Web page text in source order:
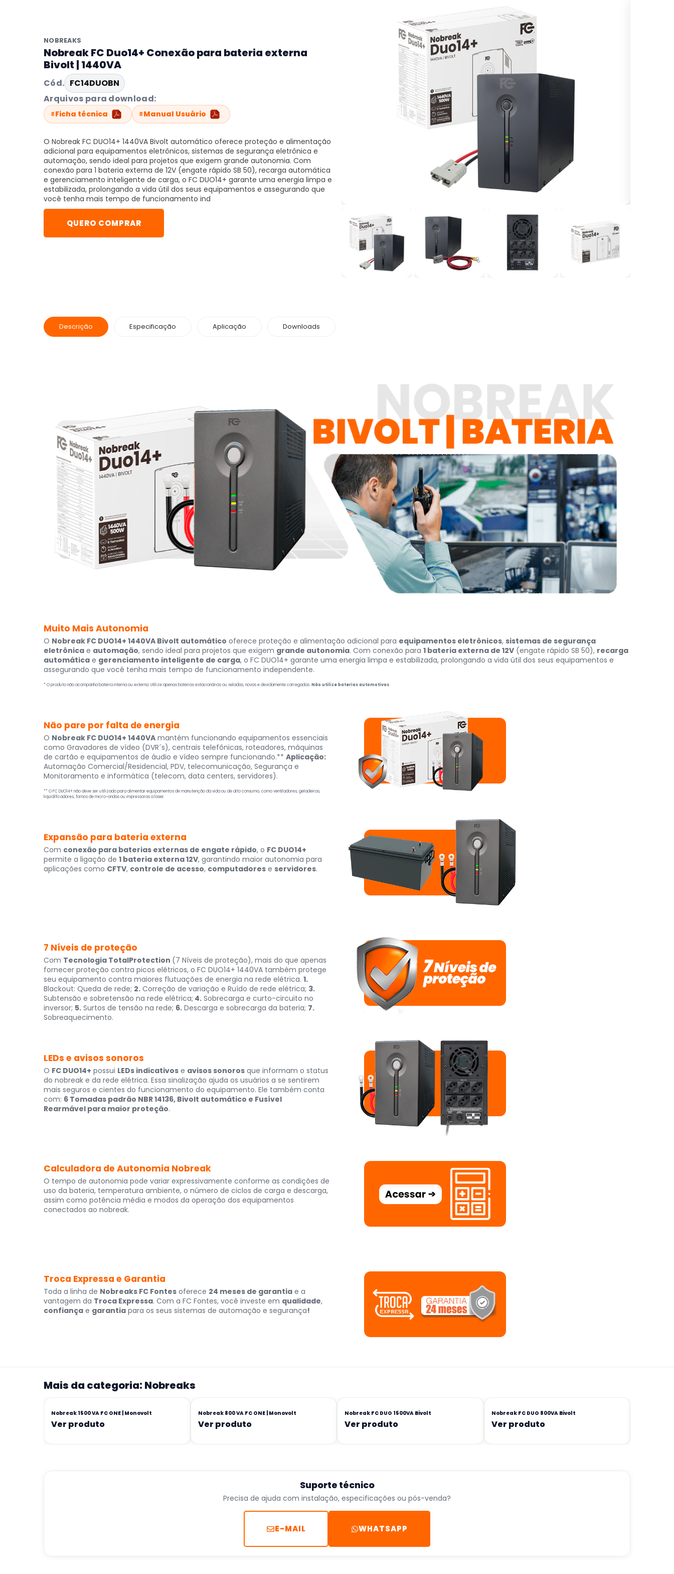
NOBREAKS
Nobreak FC Duo14+ Conexão para bateria externa
Bivolt | 1440VA
Cód. FC14DUOBN
Arquivos para download:
Ficha técnica Manual Usuário
O Nobreak FC DUO14+ 1440VA Bivolt automático oferece proteção e alimentação
adicional para equipamentos eletrônicos, sistemas de segurança eletrônica e
automação, sendo ideal para projetos que exigem grande autonomia. Com
conexão para 1 bateria externa de 12V (engate rápido SB 50), recarga automática
e gerenciamento inteligente de carga, o FC DUO14+ garante uma energia limpa e
estabilizada, prolongando a vida útil dos seus equipamentos e assegurando que
você tenha mais tempo de funcionamento ind
QUERO COMPRAR
Descrição Especificação Aplicação Downloads
Muito Mais Autonomia
O Nobreak FC DUO14+ 1440VA Bivolt automático oferece proteção e alimentação adicional para equipamentos eletrônicos, sistemas de segurança
eletrônica e automação, sendo ideal para projetos que exigem grande autonomia. Com conexão para 1 bateria externa de 12V (engate rápido SB 50), recarga
automática e gerenciamento inteligente de carga, o FC DUO14+ garante uma energia limpa e estabilizada, prolongando a vida útil dos seus equipamentos e
assegurando que você tenha mais tempo de funcionamento independente.
* O produto não acompanha bateria interna ou externa. Utilize apenas baterias estacionárias ou seladas, novas e devidamente carregadas. Não utilize baterias automotivas.
Não pare por falta de energia
O Nobreak FC DUO14+ 1440VA mantém funcionando equipamentos essenciais
como Gravadores de vídeo (DVR´s), centrais telefônicas, roteadores, máquinas
de cartão e equipamentos de áudio e vídeo sempre funcionando.** Aplicação:
Automação Comercial/Residencial, PDV, telecomunicação, Segurança e
Monitoramento e informática (telecom, data centers, servidores).
** O FC DUO14+ não deve ser utilizado para alimentar equipamentos de manutenção da vida ou de alto consumo, como ventiladores, geladeiras,
liquidificadores, fornos de micro-ondas ou impressoras a laser.
Expansão para bateria externa
Com conexão para baterias externas de engate rápido, o FC DUO14+
permite a ligação de 1 bateria externa 12V, garantindo maior autonomia para
aplicações como CFTV, controle de acesso, computadores e servidores.
7 Níveis de proteção
Com Tecnologia TotalProtection (7 Níveis de proteção), mais do que apenas
fornecer proteção contra picos elétricos, o FC DUO14+ 1440VA também protege
seu equipamento contra maiores flutuações de energia na rede elétrica. 1.
Blackout: Queda de rede; 2. Correção de variação e Ruído de rede elétrica; 3.
Subtensão e sobretensão na rede elétrica; 4. Sobrecarga e curto-circuito no
inversor; 5. Surtos de tensão na rede; 6. Descarga e sobrecarga da bateria; 7.
Sobreaquecimento.
LEDs e avisos sonoros
O FC DUO14+ possui LEDs indicativos e avisos sonoros que informam o status
do nobreak e da rede elétrica. Essa sinalização ajuda os usuários a se sentirem
mais seguros e cientes do funcionamento do equipamento. Ele também conta
com: 6 Tomadas padrão NBR 14136, Bivolt automático e Fusível
Rearmável para maior proteção.
Calculadora de Autonomia Nobreak
O tempo de autonomia pode variar expressivamente conforme as condições de
uso da bateria, temperatura ambiente, o número de ciclos de carga e descarga,
assim como potência média e modos da operação dos equipamentos
conectados ao nobreak.
Troca Expressa e Garantia
Toda a linha de Nobreaks FC Fontes oferece 24 meses de garantia e a
vantagem da Troca Expressa. Com a FC Fontes, você investe em qualidade,
confiança e garantia para os seus sistemas de automação e segurança!
Mais da categoria: Nobreaks
Nobreak 1500 VA FC ONE | Monovolt
Ver produto
Nobreak 800 VA FC ONE | Monovolt
Ver produto
Nobreak FC DUO 1500VA Bivolt
Ver produto
Nobreak FC DUO 800VA Bivolt
Ver produto
Suporte técnico
Precisa de ajuda com instalação, especificações ou pós-venda?
E-MAIL WHATSAPP